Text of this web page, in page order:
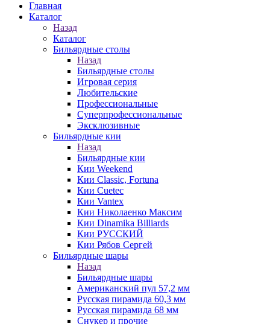
Главная
Каталог
Назад
Каталог
Бильярдные столы
Назад
Бильярдные столы
Игровая серия
Любительские
Профессиональные
Суперпрофессиональные
Эксклюзивные
Бильярдные кии
Назад
Бильярдные кии
Кии Weekend
Кии Classic, Fortuna
Кии Cuetec
Кии Vantex
Кии Николаенко Максим
Кии Dinamika Billiards
Кии РУССКИЙ
Кии Рябов Сергей
Бильярдные шары
Назад
Бильярдные шары
Американский пул 57,2 мм
Русская пирамида 60,3 мм
Русская пирамида 68 мм
Снукер и прочие